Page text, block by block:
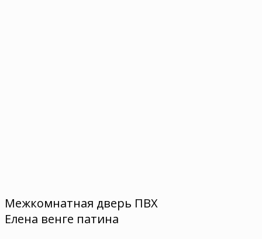
Межкомнатная дверь ПВХ
Елена венге патина